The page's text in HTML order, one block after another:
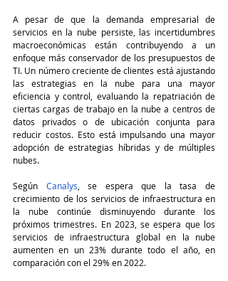
A pesar de que la demanda empresarial de
servicios en la nube persiste, las incertidumbres
macroeconómicas están contribuyendo a un
enfoque más conservador de los presupuestos de
TI. Un número creciente de clientes está ajustando
las estrategias en la nube para una mayor
eficiencia y control, evaluando la repatriación de
ciertas cargas de trabajo en la nube a centros de
datos privados o de ubicación conjunta para
reducir costos. Esto está impulsando una mayor
adopción de estrategias híbridas y de múltiples
nubes.
Según Canalys , se espera que la tasa de
crecimiento de los servicios de infraestructura en
la nube continúe disminuyendo durante los
próximos trimestres. En 2023, se espera que los
servicios de infraestructura global en la nube
aumenten en un 23% durante todo el año, en
comparación con el 29% en 2022.